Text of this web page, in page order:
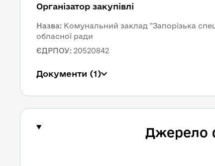
Організатор закупівлі
Назва: Комунальний заклад "Запорізька
обласної ради
ЄДРПОУ: 20520842
Документи (1)
Джерело